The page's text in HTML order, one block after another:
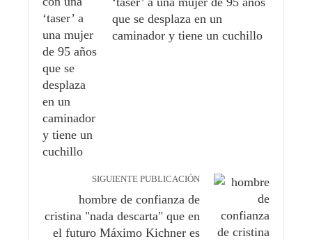
que se desplaza en un
caminador y tiene un cuchillo
SIGUIENTE PUBLICACIÓN
hombre de confianza de
cristina "nada descarta" que en
el futuro Máximo Kichner es